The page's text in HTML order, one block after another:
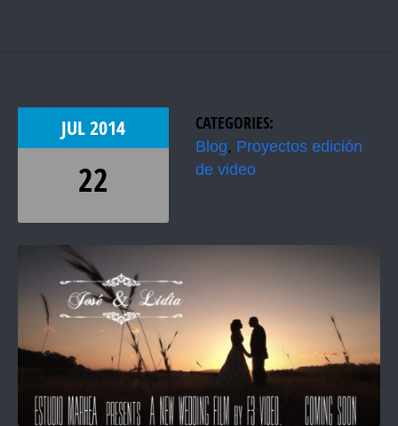
JUL2014
22
CATEGORIES:
Blog, Proyectos edición
de video